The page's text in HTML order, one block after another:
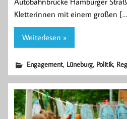
Kletterinnen mit einem großen
Weiterlesen »
Engagement, Lüneburg, Politik,